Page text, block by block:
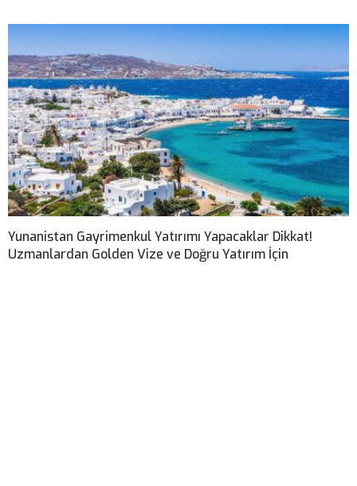
Yunanistan Gayrimenkul Yatırımı Yapacaklar Dikkat!
Uzmanlardan Golden Vize ve Doğru Yatırım İçin